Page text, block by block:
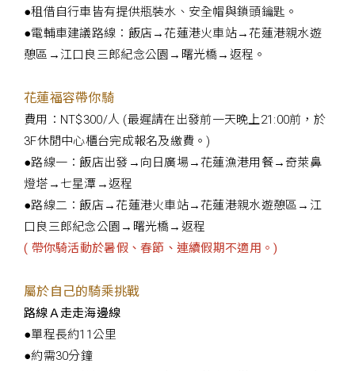
●租借自行車皆有提供瓶裝水、安全帽與鎖頭鑰匙。
●電輔車建議路線：飯店→花蓮港火車站→花蓮港親水遊
憩區→江口良三郎紀念公園→曙光橋→返程。
花蓮福容帶你騎
費用：NT$300/人 (最遲請在出發前一天晚上21:00前，於
3F休閒中心櫃台完成報名及繳費。)
●路線一：飯店出發→向日廣場→花蓮漁港用餐→奇萊鼻
燈塔→七星潭→返程
●路線二：飯店→花蓮港火車站→花蓮港親水遊憩區→江
口良三郎紀念公園→曙光橋→返程
( 帶你騎活動於暑假、春節、連續假期不適用。)
屬於自己的騎乘挑戰
路線Ａ走走海邊線
●單程長約11公里
●約需30分鐘